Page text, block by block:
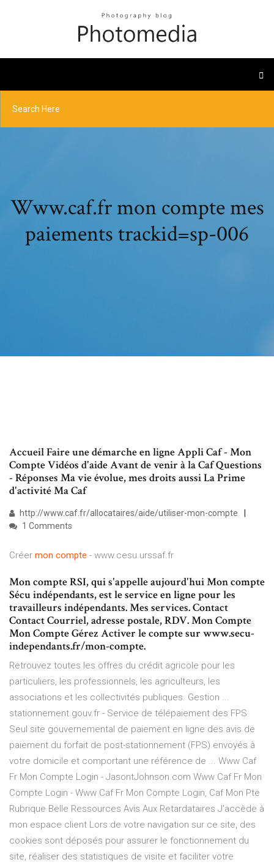
Www.caf.fr mon compte mes
paiements trackid=sp-006
Accueil Faire une démarche en ligne Appli Caf - Mon
Compte Vidéos d'aide Avant de venir à la Caf Questions
- Réponses Ma vie évolue, mes droits aussi La Prime
d'activité Ma Caf
http://www.caf.fr/allocataires/aide/utiliser-mon-compte
1 Comments
Créer mon compte - www.cesu.urssaf.fr
Mon compte RSI, qui s'appelle aujourd'hui Mon compte
Sécu indépendants, est le service en ligne pour les
travailleurs indépendants. Mes services. Contact
Contact Courriel, adresse postale, RDV. Mon Compte
Mon Compte Gérez Activer le compte sur www.secu-
independants.fr/mon-compte.
Retrouvez toutes les offres du crédit agricole pour les
particuliers, les professionnels, les agriculteurs, les
associations et les collectivités publiques. Gestion ...
stationnement.gouv.fr - Service de télépaiement des FPS
Seul site gouvernemental de paiement en ligne des avis de
paiement du forfait de post-stationnement (FPS) envoyés à
votre domicile et comportant une référence de ... Www Caf
Fr Mon Compte Login - JasontJohnson.com Www Caf Fr Mon
Compte Login - Www Caf Fr Mon Compte Login, Caf Mon Pte
Rubrique Belle Ressources Avis Aux Retardataires J'accède à
mon espace client Lors de votre navigation sur ce site, des
cookies sont déposés pour assurer le fonctionnement du
site, réaliser des statistiques de visite et faciliter votre